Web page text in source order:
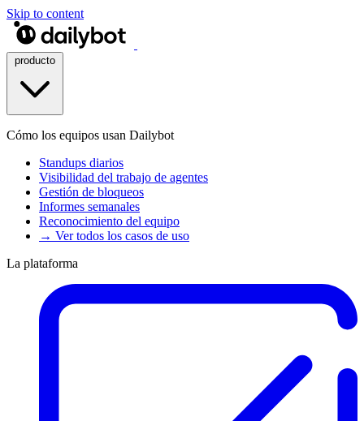
Skip to content
Cómo los equipos usan Dailybot
Standups diarios
Visibilidad del trabajo de agentes
Gestión de bloqueos
Informes semanales
Reconocimiento del equipo
→ Ver todos los casos de uso
La plataforma